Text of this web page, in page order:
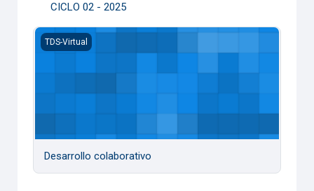
CICLO 02 - 2025
Desarrollo colaborativo
TDS-Virtual
Desarrollo colaborativo